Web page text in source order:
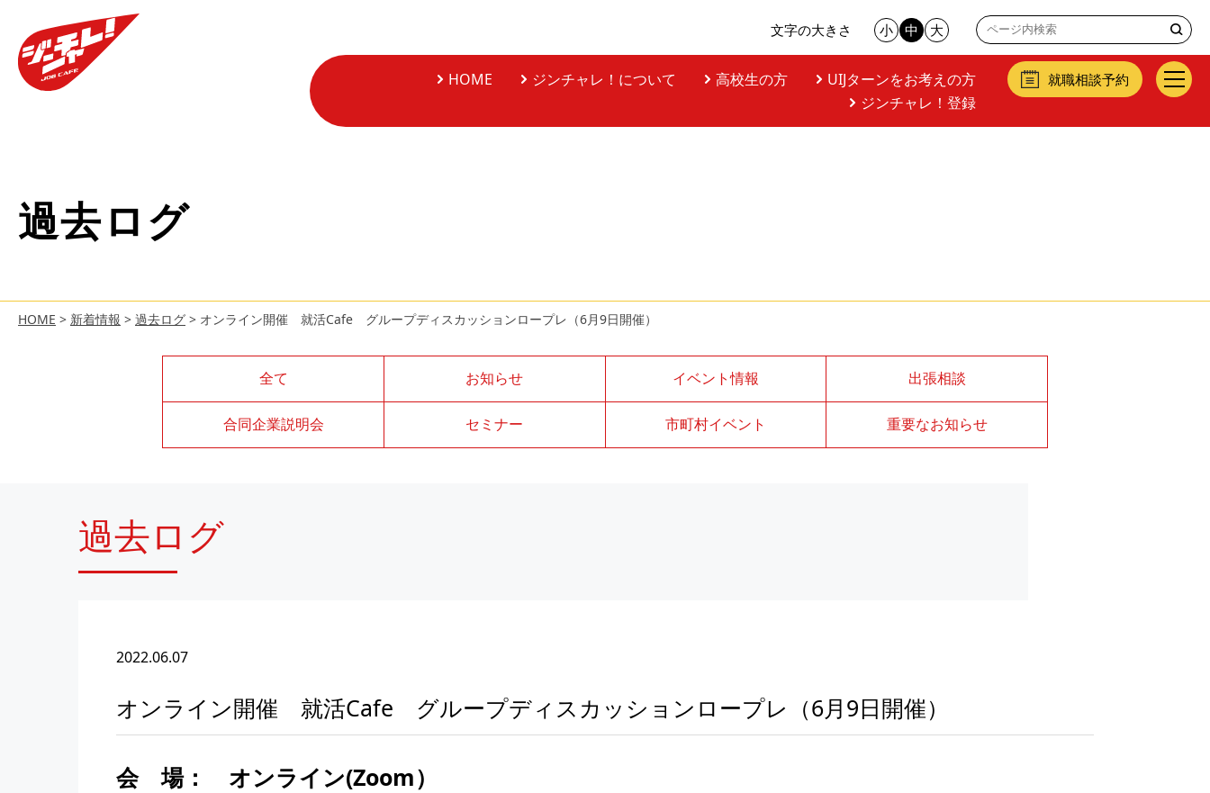
文字の大きさ 小 中 大
HOME ジンチャレ！について 高校生の方
UIJターンをお考えの方
ジンチャレ！登録
就職相談予約
過去ログ
HOME > 新着情報 > 過去ログ > オンライン開催 就活Cafe グループディスカッションロープレ（6月9日開催）
全て お知らせ イベント情報 出張相談
合同企業説明会 セミナー 市町村イベント 重要なお知らせ
過去ログ
2022.06.07
オンライン開催 就活Cafe グループディスカッションロープレ（6月9日開催）
会 場： オンライン(Zoom）